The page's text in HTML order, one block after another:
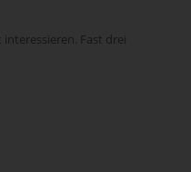
Fast drei